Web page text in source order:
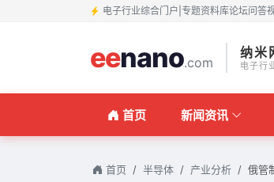
电子行业综合门户 专题资料库论坛问答
eenano.com
纳米
电子行
首页 新闻资讯
首页 半导体 产业分析 俄管